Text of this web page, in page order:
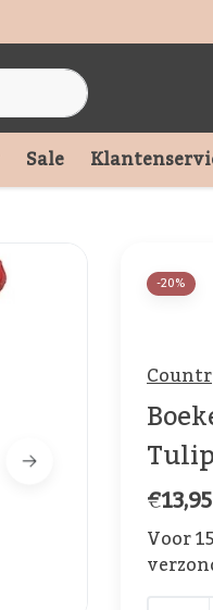
leverbaar
Sale
-20%
€13,95
Voor